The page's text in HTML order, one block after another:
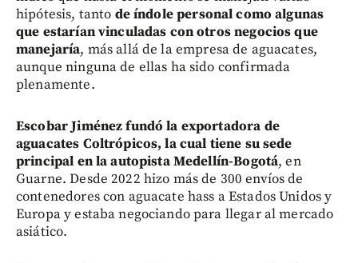
hipótesis, tanto de índole personal como algunas
que estarían vinculadas con otros negocios que
manejaría, más allá de la empresa de aguacates,
aunque ninguna de ellas ha sido confirmada
plenamente.
Escobar Jiménez fundó la exportadora de
aguacates Coltrópicos, la cual tiene su sede
principal en la autopista Medellín-Bogotá, en
Guarne. Desde 2022 hizo más de 300 envíos de
contenedores con aguacate hass a Estados Unidos y
Europa y estaba negociando para llegar al mercado
asiático.